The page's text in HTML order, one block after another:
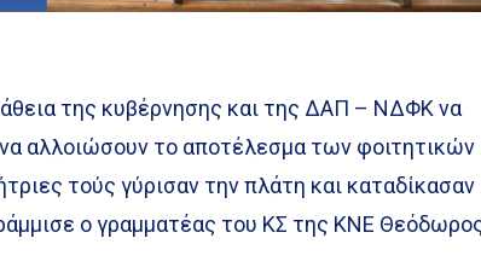
της κυβέρνησης και της ΔΑΠ – ΝΔΦΚ να
αλλοιώσουν το αποτέλεσμα των φοιτητικών
τούς γύρισαν την πλάτη και καταδίκασαν
ο γραμματέας του ΚΣ της ΚΝΕ